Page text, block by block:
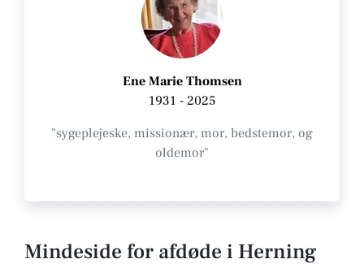
Ene Marie Thomsen
1931 - 2025
"sygeplejeske, missionær, mor, bedstemor, og
oldemor"
Mindeside for afdøde i Herning